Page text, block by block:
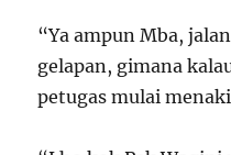
“Ya ampun Mba,
gelapan, gimana
petugas mulai